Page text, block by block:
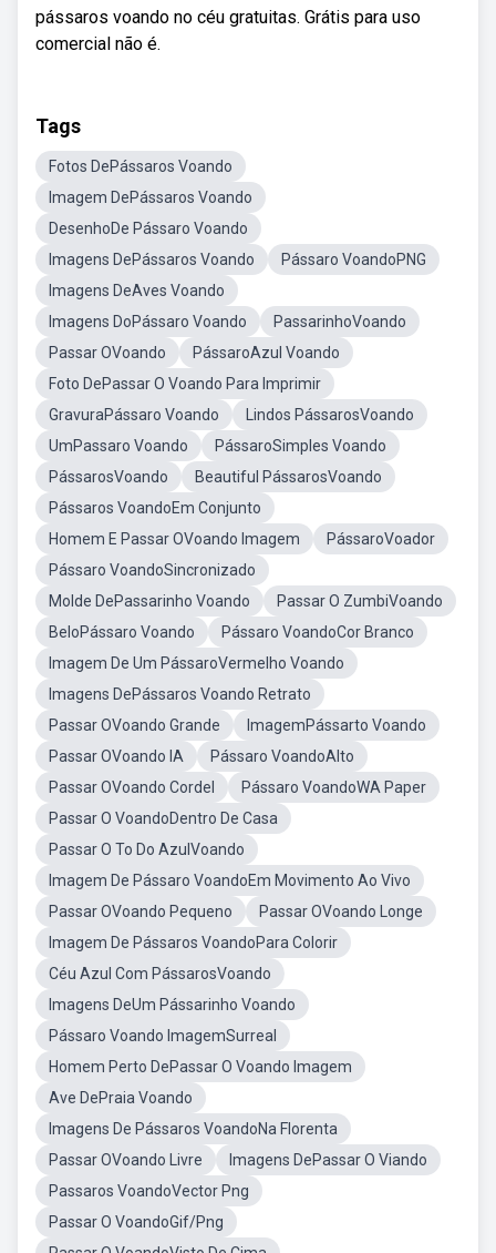
pássaros voando no céu gratuitas. Grátis para uso
comercial não é.
Tags
Fotos DePássaros Voando
Imagem DePássaros Voando
DesenhoDe Pássaro Voando
Imagens DePássaros Voando
Pássaro VoandoPNG
Imagens DeAves Voando
Imagens DoPássaro Voando
PassarinhoVoando
Passar OVoando
PássaroAzul Voando
Foto DePassar O Voando Para Imprimir
GravuraPássaro Voando
Lindos PássarosVoando
UmPassaro Voando
PássaroSimples Voando
PássarosVoando
Beautiful PássarosVoando
Pássaros VoandoEm Conjunto
Homem E Passar OVoando Imagem
PássaroVoador
Pássaro VoandoSincronizado
Molde DePassarinho Voando
Passar O ZumbiVoando
BeloPássaro Voando
Pássaro VoandoCor Branco
Imagem De Um PássaroVermelho Voando
Imagens DePássaros Voando Retrato
Passar OVoando Grande
ImagemPássarto Voando
Passar OVoando IA
Pássaro VoandoAlto
Passar OVoando Cordel
Pássaro VoandoWA Paper
Passar O VoandoDentro De Casa
Passar O To Do AzulVoando
Imagem De Pássaro VoandoEm Movimento Ao Vivo
Passar OVoando Pequeno
Passar OVoando Longe
Imagem De Pássaros VoandoPara Colorir
Céu Azul Com PássarosVoando
Imagens DeUm Pássarinho Voando
Pássaro Voando ImagemSurreal
Homem Perto DePassar O Voando Imagem
Ave DePraia Voando
Imagens De Pássaros VoandoNa Florenta
Passar OVoando Livre
Imagens DePassar O Viando
Passaros VoandoVector Png
Passar O VoandoGif/Png